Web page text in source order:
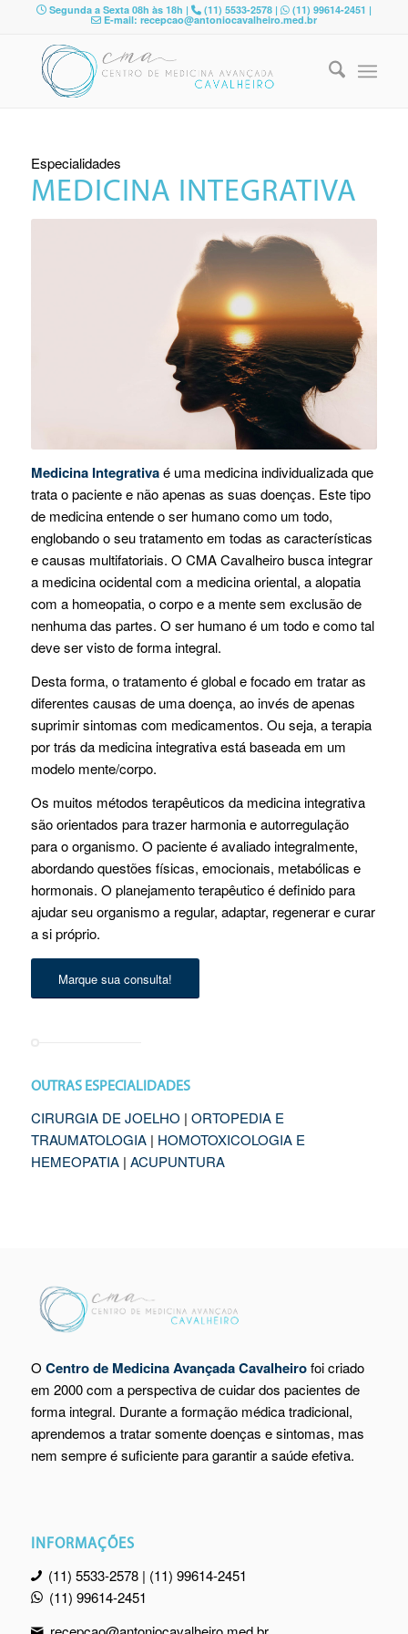
Segunda a Sexta 08h às 18h | (11) 5533-2578 | (11) 99614-2451 |
E-mail: recepcao@antoniocavalheiro.med.br
Especialidades
MEDICINA INTEGRATIVA
Medicina Integrativaé uma medicina individualizada que
trata o paciente e não apenas as suas doenças. Este tipo
de medicina entende o ser humano como um todo,
englobando o seu tratamento em todas as características
e causas multifatoriais. O CMA Cavalheiro busca integrar
a medicina ocidental com a medicina oriental, a alopatia
com a homeopatia, o corpo e a mente sem exclusão de
nenhuma das partes. O ser humano é um todo e como tal
deve ser visto de forma integral.
Desta forma, o tratamento é global e focado em tratar as
diferentes causas de uma doença, ao invés de apenas
suprimir sintomas com medicamentos. Ou seja, a terapia
por trás da medicina integrativa está baseada em um
modelo mente/corpo.
Os muitos métodos terapêuticos da medicina integrativa
são orientados para trazer harmonia e autorregulação
para o organismo. O paciente é avaliado integralmente,
abordando questões físicas, emocionais, metabólicas e
hormonais. O planejamento terapêutico é definido para
ajudar seu organismo a regular, adaptar, regenerar e curar
a si próprio.
Marque sua consulta!
OUTRAS ESPECIALIDADES
CIRURGIA DE JOELHO | ORTOPEDIA E
TRAUMATOLOGIA| HOMOTOXICOLOGIA E
HEMEOPATIA| ACUPUNTURA
O Centro de Medicina Avançada Cavalheirofoi criado
em 2000 com a perspectiva de cuidar dos pacientes de
forma integral. Durante a formação médica tradicional,
aprendemos a tratar somente doenças e sintomas, mas
nem sempre é suficiente para garantir a saúde efetiva.
INFORMAÇÕES
(11) 5533-2578 | (11) 99614-2451
(11) 99614-2451